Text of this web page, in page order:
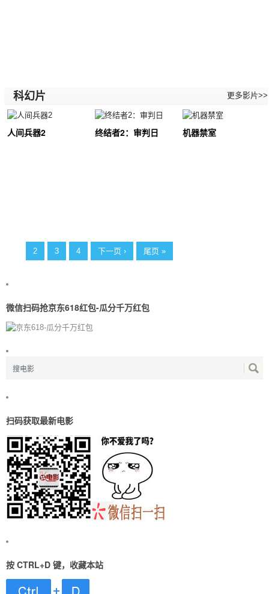
科幻片 更多影片>>
人间兵器2 终结者2：审判日 机器禁室
2 3 4 下一页 › 尾页 »
微信扫码抢京东618红包-瓜分千万红包
扫码获取最新电影
按 CTRL+D 键，收藏本站